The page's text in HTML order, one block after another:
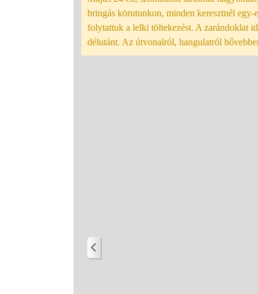
bringás körutunkon, minden keresztnél
folytattuk a lelki töltekezést. A zarándoklat
délutánt. Az útvonalról, hangulatról